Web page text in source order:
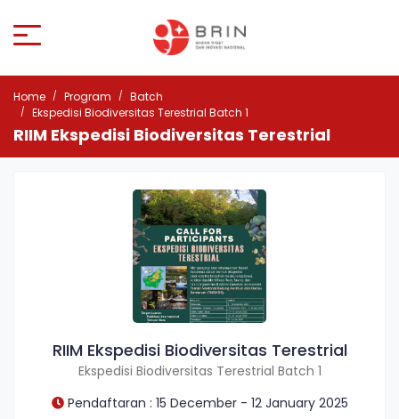
Home Program
Batch
Ekspedisi Biodiversitas Terestrial Batch 1
RIIM Ekspedisi Biodiversitas Terestrial
RIIM Ekspedisi Biodiversitas Terestrial
Ekspedisi Biodiversitas Terestrial Batch 1
Pendaftaran : 15 December - 12 January 2025